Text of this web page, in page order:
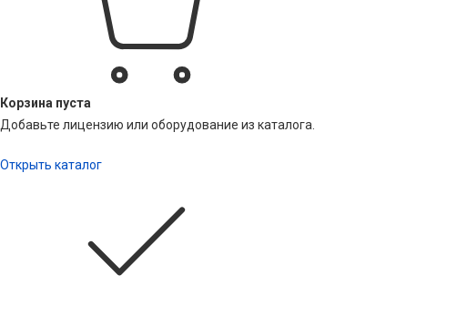
Корзина пуста
Добавьте лицензию или оборудование из каталога.
Открыть каталог